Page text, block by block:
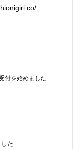
付を始めました
た